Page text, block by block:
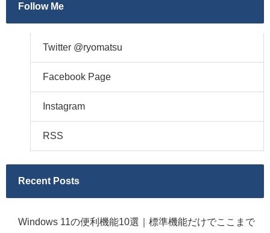
Follow Me
Twitter @ryomatsu
Facebook Page
Instagram
RSS
Recent Posts
Windows 11の便利機能10選｜標準機能だけでここまで